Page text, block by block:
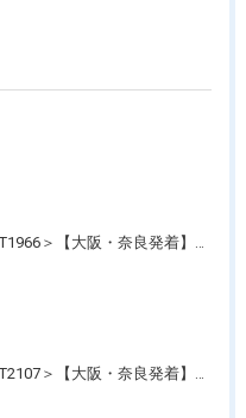
＜コース番号：T1966＞【大阪・奈良発着】近鉄特急！最新特急「ひのとり」＆人気の観光特急「しまかぜ」に乗って！伊勢神宮・おかげ横丁たっぷり約4時間滞在！日帰り
＜コース番号：T2107＞【大阪・奈良発着】高野山夏の風物詩 幻想的な光の灯路「高野山ろうそく祭り」と「壇上伽藍」ご参拝